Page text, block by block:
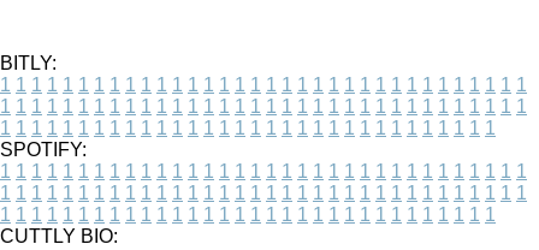
BITLY:
1 1 1 1 1 1 1 1 1 1 1 1 1 1 1 1 1 1 1 1 1 1 1 1 1 1 1 1 1 1 1 1 1 1
1 1 1 1 1 1 1 1 1 1 1 1 1 1 1 1 1 1 1 1 1 1 1 1 1 1 1 1 1 1 1 1 1 1
1 1 1 1 1 1 1 1 1 1 1 1 1 1 1 1 1 1 1 1 1 1 1 1 1 1 1 1 1 1 1 1
SPOTIFY:
1 1 1 1 1 1 1 1 1 1 1 1 1 1 1 1 1 1 1 1 1 1 1 1 1 1 1 1 1 1 1 1 1 1
1 1 1 1 1 1 1 1 1 1 1 1 1 1 1 1 1 1 1 1 1 1 1 1 1 1 1 1 1 1 1 1 1 1
1 1 1 1 1 1 1 1 1 1 1 1 1 1 1 1 1 1 1 1 1 1 1 1 1 1 1 1 1 1 1 1
CUTTLY BIO: